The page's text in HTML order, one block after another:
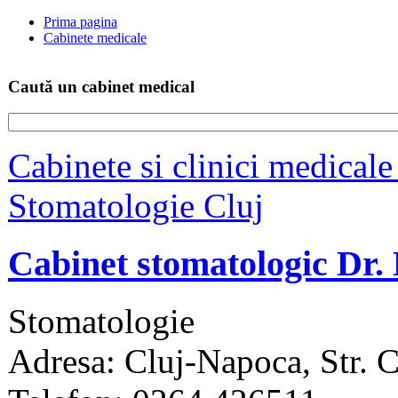
Prima pagina
Cabinete medicale
Caută un cabinet medical
Cabinete si clinici
Stomatologie Cluj
Cabinet stomatologic
Stomatologie
Adresa: Cluj-Napoca, Str.